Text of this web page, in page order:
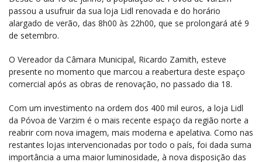
passou a usufruir da sua loja Lidl renovada e do horário
alargado de verão, das 8h00 às 22h00, que se prolongará até 9
de setembro.
O Vereador da Câmara Municipal, Ricardo Zamith, esteve
presente no momento que marcou a reabertura deste espaço
comercial após as obras de renovação, no passado dia 18.
Com um investimento na ordem dos 400 mil euros, a loja Lidl
da Póvoa de Varzim é o mais recente espaço da região norte a
reabrir com nova imagem, mais moderna e apelativa. Como nas
restantes lojas intervencionadas por todo o país, foi dada suma
importância a uma maior luminosidade, à nova disposição das